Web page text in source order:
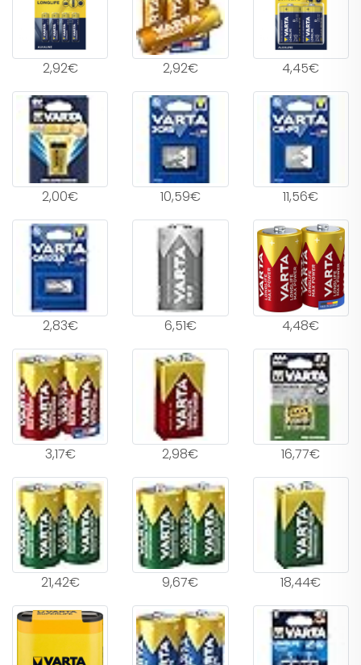
2,92€ 2,92€ 4,45€
2,00€ 10,59€ 11,56€
2,83€ 6,51€ 4,48€
3,17€ 2,98€ 16,77€
21,42€ 9,67€ 18,44€